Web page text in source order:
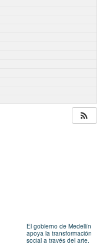
El gobierno de Medellín
apoya la transformación
social a través del arte.